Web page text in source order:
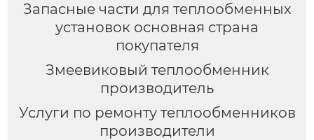
Запасные части для теплообменных
установок основная страна
покупателя
Змеевиковый теплообменник
производитель
Услуги по ремонту теплообменников
производители